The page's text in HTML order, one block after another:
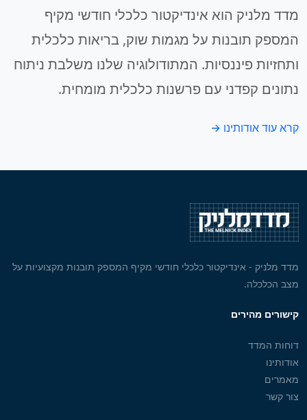
מדד מלניק הוא אינדיקטור כלכלי חודשי מקיף
המספק תובנות על מגמות שוק, בריאות כלכלית
ותחזיות פיננסיות. המתודולוגיה שלנו משלבת ניתוח
נתונים קפדני עם פרשנות כלכלית מומחית.
קרא עוד אודותינו →
מדד מלניק - אינדיקטור כלכלי חודשי מקיף המספק תובנות מקצועיות על
מצב הכלכלה.
קישורים מהירים
דוחות המדד
אודותינו
מאמרים
צור קשר